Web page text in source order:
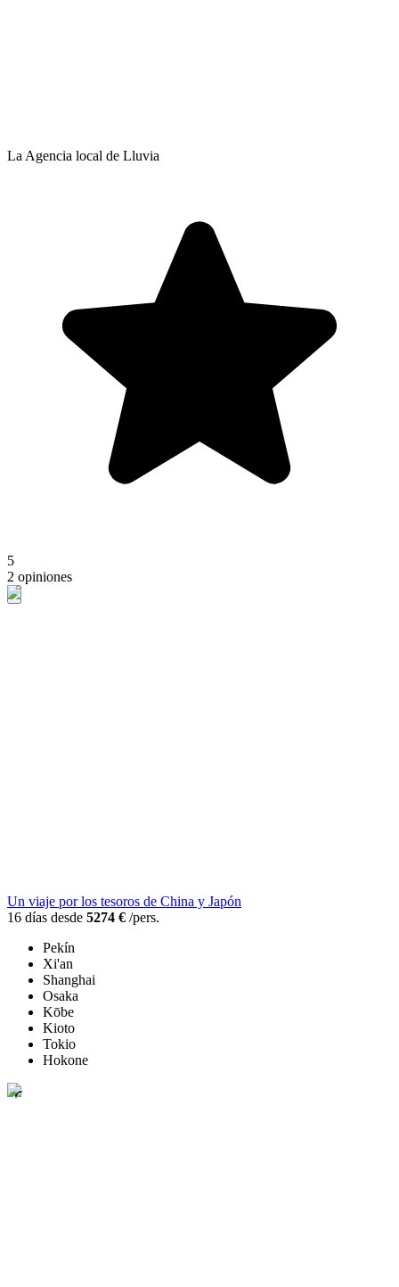
La Agencia local de Lluvia
5
2 opiniones
Un viaje por los tesoros de China y Japón
16 días desde 5274 € /pers.
Pekín
Xi'an
Shanghai
Osaka
Kōbe
Kioto
Tokio
Hokone